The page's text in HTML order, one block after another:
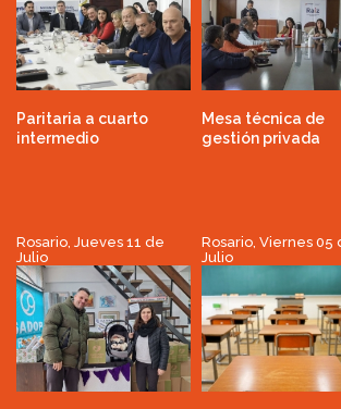
Paritaria a cuarto
intermedio
Mesa técnica de
gestión privada
Rosario, Jueves 11 de
Julio
Rosario, Viernes 05
Julio